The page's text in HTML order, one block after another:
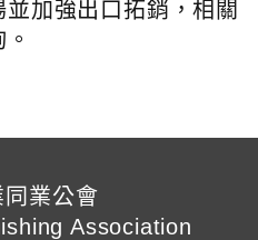
加強出口拓銷，相關
同業公會
Association